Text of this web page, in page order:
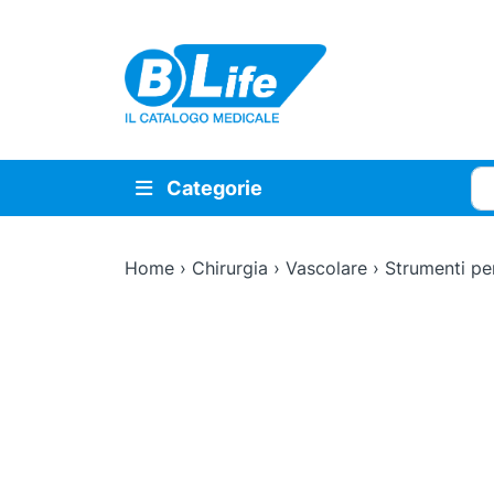
Vai al contenuto principale
Categorie
Home› Chirurgia › Vascolare› Strumenti